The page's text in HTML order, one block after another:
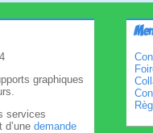
graphiques
services
d’une demande